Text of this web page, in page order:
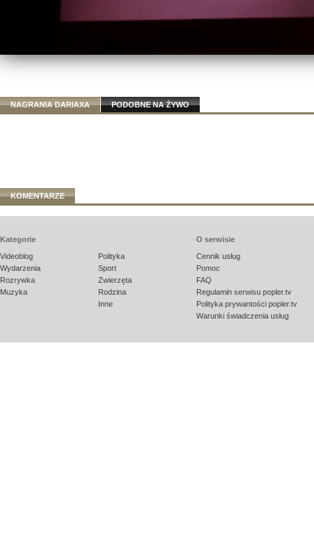
NAGRANIA DARIAXA PODOBNE NA ŻYWO
KOMENTARZE
Kategorie
Videoblog
Wydarzenia
Rozrywka
Muzyka
Polityka
Sport
Zwierzęta
Rodzina
Inne
O serwisie
Cennik usług
Pomoc
FAQ
Regulamin serwisu popler.tv
Polityka prywantości popler.tv
Warunki świadczenia usług